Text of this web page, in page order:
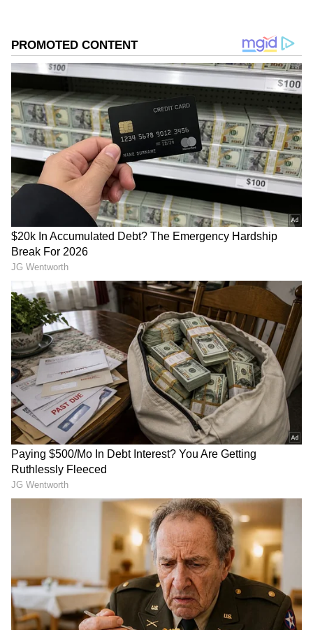
2
6
Image Credit :ANI
ರೋಹಿತ್ ವಿದಾಯ ಇಲ್ಲ, ಸುಳ್ಳು ಪೋಸ್ಟರ್ ವೈರಲ್
ರೋಹಿತ್ ಶರ್ಮಾ ಯಾವುದೇ ವಿದಾಯ ಘೋಷಣೆ
ಮಾಡಿಲ್ಲ. ಸದ್ಯ ಸೋಶಿಯಲ್ ಮೀಡಿಯಾದಲ್ಲಿ
ಹರಿದಾಡುತ್ತಿರುವ ರೋಹಿತ್ ವಿದಾಯದ ಪೋಸ್ಟರ್
ನಕಲಿಯಾಗಿದೆ. ಈ ಕುರಿತು ಯಾವುದೇ ಘೋಷಣೆಯಾಗಲಿ,
ಬಿಸಿಸಿಐಗೆ ಯಾವುದೇ ವಿದಾಯ ಪತ್ರವನ್ನು, ಸುಳಿವನ್ನು
ನೀಡಿಲ್ಲ. ನಕಲಿ ಸುದ್ದಿ ಹರಡಲಾಗುತ್ತಿದೆ ಎಂದು ಹಲವು
ಮಾಧ್ಯಮಗಳು ವರದಿ ಮಾಡಿದೆ.